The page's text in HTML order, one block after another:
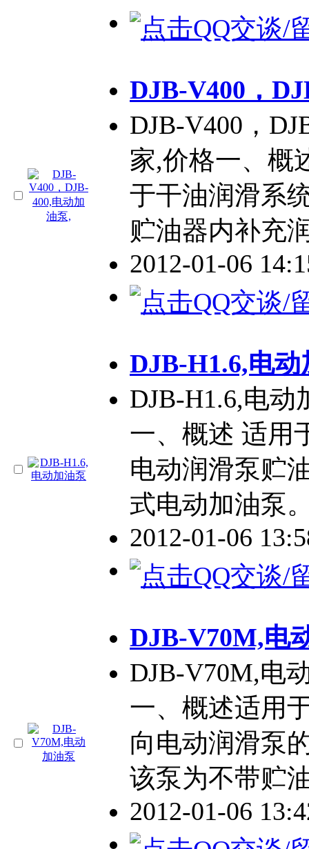
DJB-V400，
DJB-V400，
家,价格一、概
于干油润滑系
贮油器内补充
2012-01-06
DJB-H1.6,电动
DJB-H1.6,电
一、概述 适用
电动润滑泵贮
式电动加油泵
2012-01-06
DJB-V70M,电
DJB-V70M,电
一、概述适用
向电动润滑泵
该泵为不带贮
2012-01-06